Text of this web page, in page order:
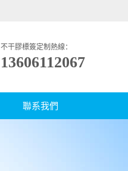
不干膠標簽定制熱線：
13606112067
聯系我們